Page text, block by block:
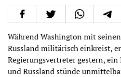
Während Washington mit
Russland militärisch einkreist,
Regierungsvertreter gestern,
und Russland stünde